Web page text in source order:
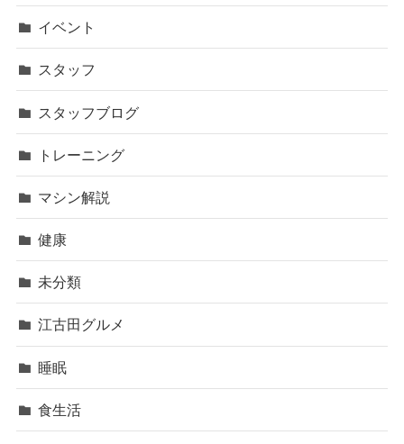
イベント
スタッフ
スタッフブログ
トレーニング
マシン解説
健康
未分類
江古田グルメ
睡眠
食生活